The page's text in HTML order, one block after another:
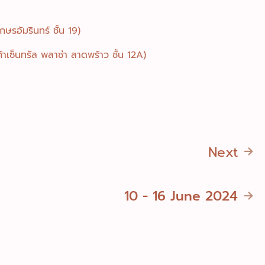
ษรอัมรินทร์ ชั้น 19)
ซ็นทรัล พลาซ่า ลาดพร้าว ชั้น 12A)
Next
10 - 16 June 2024